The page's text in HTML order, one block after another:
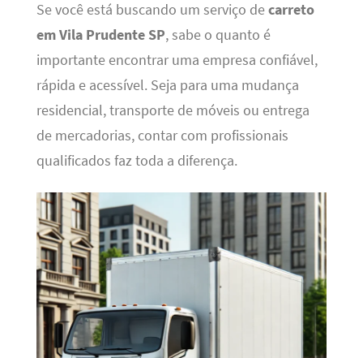
Se você está buscando um serviço decarreto
em Vila Prudente SP, sabe o quanto é
importante encontrar uma empresa confiável,
rápida e acessível. Seja para uma mudança
residencial, transporte de móveis ou entrega
de mercadorias, contar com profissionais
qualificados faz toda a diferença.